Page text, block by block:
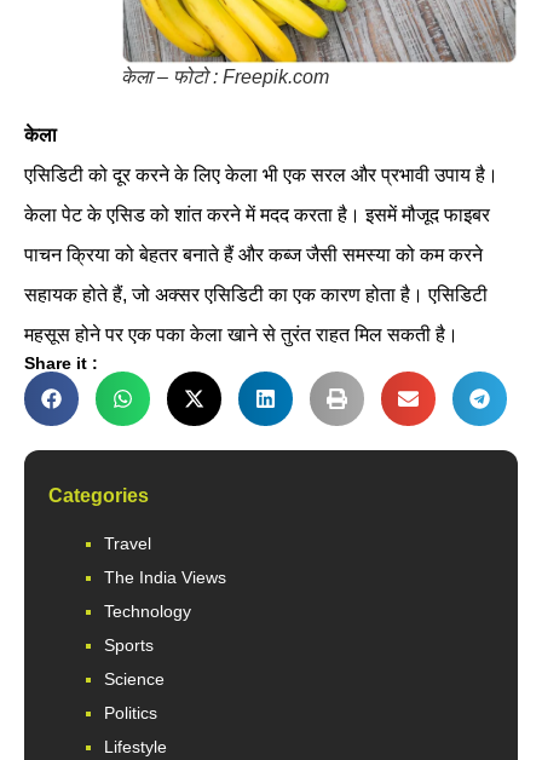
केला – फोटो : Freepik.com
केला
एसिडिटी को दूर करने के लिए केला भी एक सरल और प्रभावी उपाय है।
केला पेट के एसिड को शांत करने में मदद करता है। इसमें मौजूद फाइबर
पाचन क्रिया को बेहतर बनाते हैं और कब्ज जैसी समस्या को कम करने
सहायक होते हैं, जो अक्सर एसिडिटी का एक कारण होता है। एसिडिटी
महसूस होने पर एक पका केला खाने से तुरंत राहत मिल सकती है।
Share it :
Categories
Travel
The India Views
Technology
Sports
Science
Politics
Lifestyle